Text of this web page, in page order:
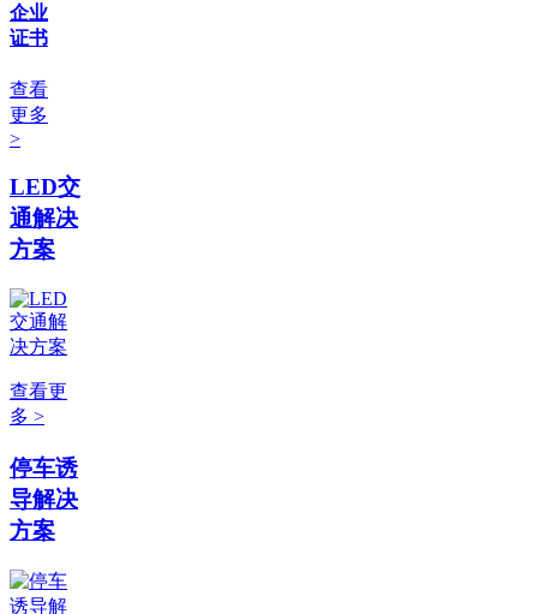
企业
证书
查看
更多
>
LED交
通解决
方案
查看更
多 >
停车诱
导解决
方案